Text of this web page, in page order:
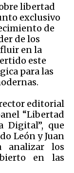
libertad
exclusivo
de
de los
en la
este
para las
editorial
“Libertad
Digital”, que
León y Juan
analizar los
en las